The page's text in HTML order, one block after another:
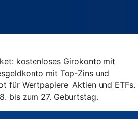
kostenloses Girokonto mit
mit Top-Zins und
für Wertpapiere, Aktien und ETFs.
bis zum 27. Geburtstag.